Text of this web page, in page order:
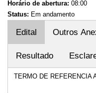
Horário de abertura: 08:00
Status: Em andamento
Edital Outros
Resultado
TERMO DE REFERENCIA